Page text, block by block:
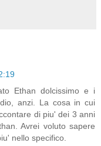
Ethan dolcissimo e i
anzi. La cosa in cui
di piu' dei 3 anni
Avrei voluto sapere
nello specifico.